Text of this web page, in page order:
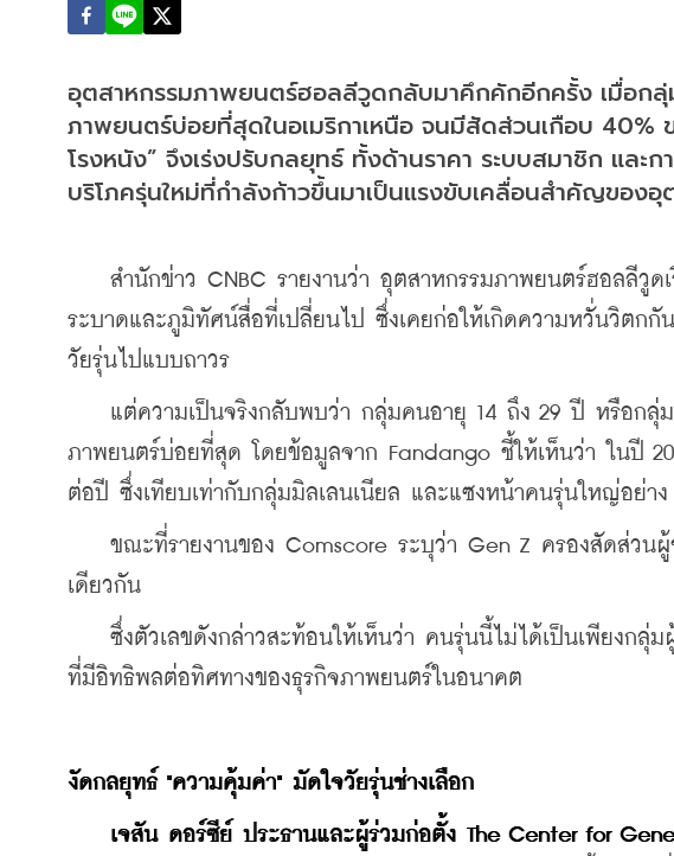
อุตสาหกรรมภาพยนตร์ฮอลลีวูดกลับมาคึกคักอีกครั้ง เมื่อก
ภาพยนตร์บ่อยที่สุดในอเมริกาเหนือ จนมีสัดส่วนเกือบ 40%
โรงหนัง” จึงเร่งปรับกลยุทธ์ ทั้งด้านราคา ระบบสมาชิก และ
บริโภครุ่นใหม่ที่กำลังก้าวขึ้นมาเป็นแรงขับเคลื่อนสำคัญของ
สำนักข่าว CNBC รายงานว่า อุตสาหกรรมภาพยนตร์ฮอลลีวูด
ระบาดและภูมิทัศน์สื่อที่เปลี่ยนไป ซึ่งเคยก่อให้เกิดความหวั่นวิตกกั
วัยรุ่นไปแบบถาวร
แต่ความเป็นจริงกลับพบว่า กลุ่มคนอายุ 14 ถึง 29 ปี หรือกลุ่ม
ภาพยนตร์บ่อยที่สุด โดยข้อมูลจาก Fandango ชี้ให้เห็นว่า ในปี
ต่อปี ซึ่งเทียบเท่ากับกลุ่มมิลเลนเนียล และแซงหน้าคนรุ่นใหญ่อย่า
ขณะที่รายงานของ Comscore ระบุว่า Gen Z ครองสัดส่วนผู้ช
เดียวกัน
ซึ่งตัวเลขดังกล่าวสะท้อนให้เห็นว่า คนรุ่นนี้ไม่ได้เป็นเพียงกลุ่
ที่มีอิทธิพลต่อทิศทางของธุรกิจภาพยนตร์ในอนาคต
งัดกลยุทธ์ "ความคุ้มค่า" มัดใจวัยรุ่นช่างเลือก
เจสัน ดอร์ซีย์ ประธานและผู้ร่วมก่อตั้ง The Center for